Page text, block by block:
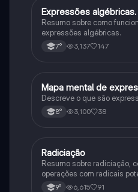
Matematica
Expressões algébricas.
Resumo sobre como
expressões algébricas.
7° 3,137 147
Matematica
Mapa mental de
Descreve o que são
8° 3,100 38
Matematica
Radiciação
Resumo sobre radiciação,
operações com radicais
9° 6,615 91